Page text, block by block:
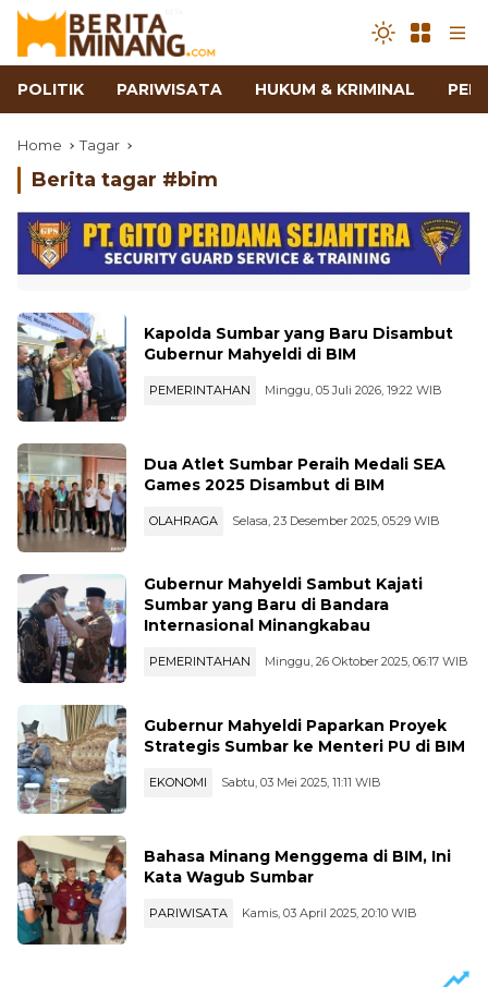
POLITIK PARIWISATA HUKUM & KRIMINAL
Home Tagar
Berita tagar #bim
Kapolda Sumbar yang Baru Disambut
Gubernur Mahyeldi di BIM
PEMERINTAHAN Minggu, 05 Juli 2026, 19:22 WIB
Dua Atlet Sumbar Peraih Medali SEA
Games 2025 Disambut di BIM
OLAHRAGA Selasa, 23 Desember 2025, 05:29 WIB
Gubernur Mahyeldi Sambut Kajati
Sumbar yang Baru di Bandara
Internasional Minangkabau
PEMERINTAHAN Minggu, 26 Oktober 2025, 06:17 WIB
Gubernur Mahyeldi Paparkan Proyek
Strategis Sumbar ke Menteri PU di BIM
EKONOMI Sabtu, 03 Mei 2025, 11:11 WIB
Bahasa Minang Menggema di BIM, Ini
Kata Wagub Sumbar
PARIWISATA Kamis, 03 April 2025, 20:10 WIB